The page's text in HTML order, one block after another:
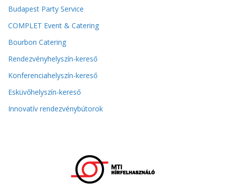
Budapest Party Service
COMPLET Event & Catering
Bourbon Catering
Rendezvényhelyszín-kereső
Konferenciahelyszín-kereső
Esküvőhelyszín-kereső
Innovatív rendezvénybútorok